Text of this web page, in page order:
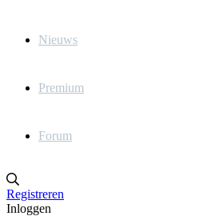
Nieuws
Premium
Forum
Registreren
Inloggen